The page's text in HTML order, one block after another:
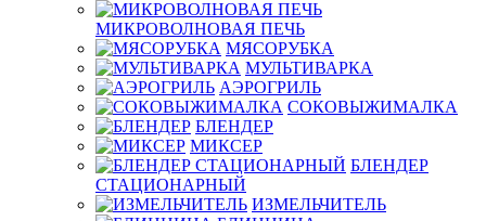
МИКРОВОЛНОВАЯ ПЕЧЬ
МЯСОРУБКА
МУЛЬТИВАРКА
АЭРОГРИЛЬ
СОКОВЫЖИМАЛКА
БЛЕНДЕР
МИКСЕР
БЛЕНДЕР
СТАЦИОНАРНЫЙ
ИЗМЕЛЬЧИТЕЛЬ